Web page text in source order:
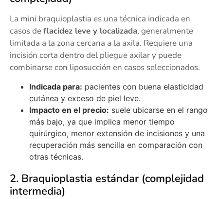
La mini braquioplastia es una técnica indicada en
casos deflacidez leve y localizada, generalmente
limitada a la zona cercana a la axila. Requiere una
incisión corta dentro del pliegue axilar y puede
combinarse con liposucción en casos seleccionados.
Indicada para: pacientes con buena elasticidad
cutánea y exceso de piel leve.
Impacto en el precio: suele ubicarse en el rango
más bajo, ya que implica menor tiempo
quirúrgico, menor extensión de incisiones y una
recuperación más sencilla en comparación con
otras técnicas.
2. Braquioplastia estándar (complejidad
intermedia)